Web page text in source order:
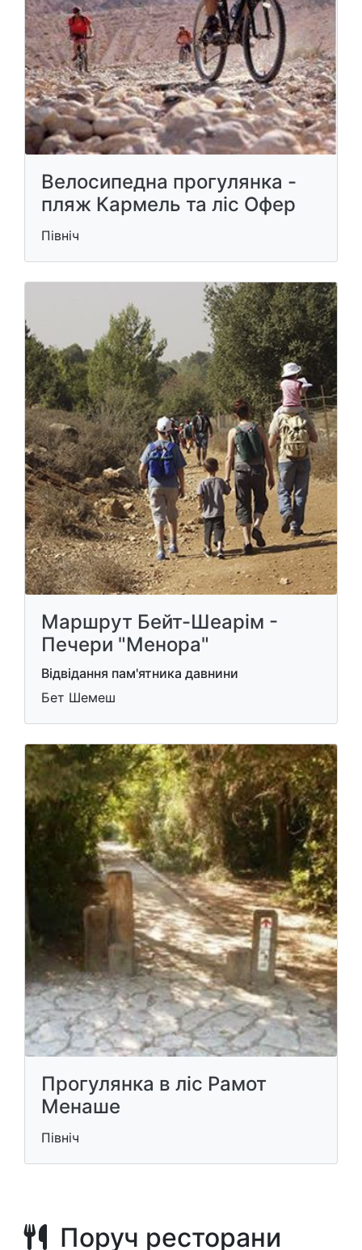
Велосипедна прогулянка -
пляж Кармель та ліс Офер
Північ
Маршрут Бейт-Шеарім -
Печери "Менора"
Відвідання пам'ятника давнини
Бет Шемеш
Прогулянка в ліс Рамот
Менаше
Північ
Поруч ресторани